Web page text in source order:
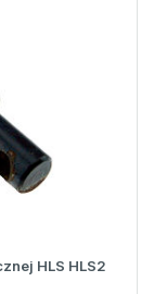
HLS HLS2